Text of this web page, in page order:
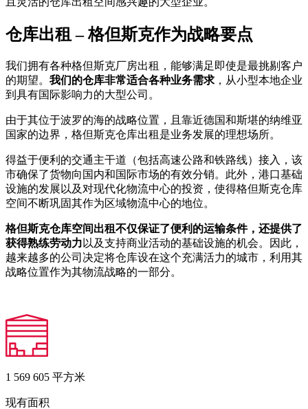
仓库出租 – 格但斯克作为战略要点
我们拥有各种格但斯克厂房出租，能够满足即使是最挑剔客户
的期望。 我们的仓库非常适合各种业务需求 ，从小型本地企业
到具有国际影响力的大型公司。
由于其位于波罗的海的战略位置，且靠近德国和斯堪的纳维亚
国家的边界，格但斯克仓库出租是业务发展的理想场所。
得益于便利的交通主干道（包括高速公路和铁路线）接入，该
市确保了货物向国内和国际市场的有效分销。此外，港口基础
设施的发展以及对现代化物流中心的投资，使得格但斯克仓库
空间不断巩固其作为区域物流中心的地位。
格但斯克仓库空间出租不仅保证了便利的运输条件，还提供了
获得熟练劳动力 以及支持商业活动的基础设施的机会。因此，
越来越多的公司决定将仓库设在这个充满活力的城市，利用其
战略位置作为其物流战略的一部分。
1 569 605 平方米
现有面积